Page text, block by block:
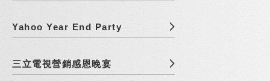
Yahoo Year End Party
三立電視營銷感恩晚宴